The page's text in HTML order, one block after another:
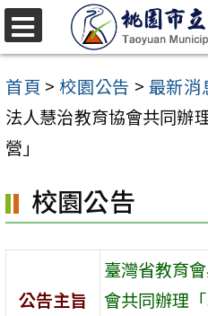
跳
至
主
要
內
區
首頁 > 校園公告 > 最新消
法人慧治教育協會共同辦
營」
校園公告
公告主旨
臺灣省教育
會共同辦理
選
單